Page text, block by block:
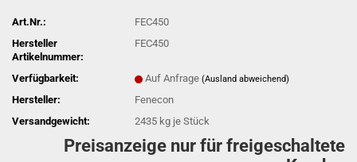
Art.Nr.:
FEC450
Hersteller
Artikelnummer:
FEC450
Verfügbarkeit: Auf Anfrage (Ausland abweichend)
Hersteller:
Fenecon
Versandgewicht:
2435 kg je Stück
Preisanzeige nur für freigeschaltete